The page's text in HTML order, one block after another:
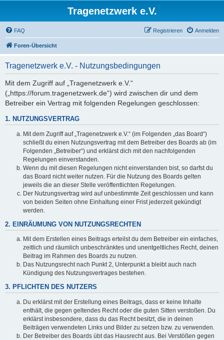
Tragenetzwerk e.V.
FAQ Anmelden
Registrieren
Foren-Übersicht
Tragenetzwerk e.V. - Nutzungsbedingungen
Mit dem Zugriff auf „Tragenetzwerk e.V.“
(„https://forum.tragenetzwerk.de“) wird zwischen dir und dem
Betreiber ein Vertrag mit folgenden Regelungen geschlossen:
1. NUTZUNGSVERTRAG
Mit dem Zugriff auf „Tragenetzwerk e.V.“ (im Folgenden „das Board“)
schließt du einen Nutzungsvertrag mit dem Betreiber des Boards ab (im
Folgenden „Betreiber“) und erklärst dich mit den nachfolgenden
Regelungen einverstanden.
Wenn du mit diesen Regelungen nicht einverstanden bist, so darfst du
das Board nicht weiter nutzen. Für die Nutzung des Boards gelten
jeweils die an dieser Stelle veröffentlichten Regelungen.
Der Nutzungsvertrag wird auf unbestimmte Zeit geschlossen und kann
von beiden Seiten ohne Einhaltung einer Frist jederzeit gekündigt
werden.
2. EINRÄUMUNG VON NUTZUNGSRECHTEN
Mit dem Erstellen eines Beitrags erteilst du dem Betreiber ein einfaches,
zeitlich und räumlich unbeschränktes und unentgeltliches Recht, deinen
Beitrag im Rahmen des Boards zu nutzen.
Das Nutzungsrecht nach Punkt 2, Unterpunkt a bleibt auch nach
Kündigung des Nutzungsvertrages bestehen.
3. PFLICHTEN DES NUTZERS
Du erklärst mit der Erstellung eines Beitrags, dass er keine Inhalte
enthält, die gegen geltendes Recht oder die guten Sitten verstoßen. Du
erklärst insbesondere, dass du das Recht besitzt, die in deinen
Beiträgen verwendeten Links und Bilder zu setzen bzw. zu verwenden.
Der Betreiber des Boards übt das Hausrecht aus. Bei Verstößen gegen